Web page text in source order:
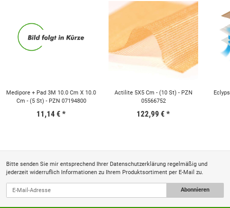
Medipore + Pad 3M 10.0 Cm X 10.0
Cm - (5 St) - PZN 07194800
11,14 € *
Actilite 5X5 Cm - (10 St) - PZN
05566752
122,99 € *
Bitte senden Sie mir entsprechend Ihrer Datenschutzerklärung regelmäßig und
jederzeit widerruflich Informationen zu Ihrem Produktsortiment per E-Mail zu.
Abonnieren